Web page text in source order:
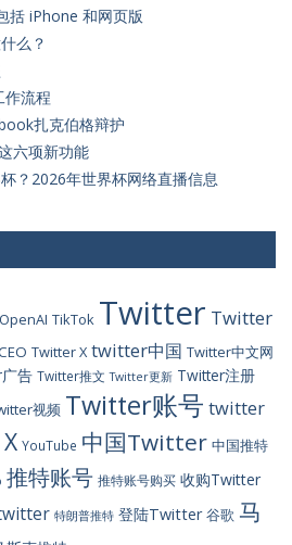
括 iPhone 和网页版
么？
流程
扎克伯格辩护
六项新功能
？2026年世界杯网络直播信息
OpenAI TikTok Twitter Twitter
Twitter X twitter中国 Twitter中文网
告 Twitter推文 Twitter更新 Twitter注册
视频 Twitter账号 twitter
X YouTube 中国Twitter 中国推特
推特账号 推特账号购买 收购Twitter
特朗普推特 登陆Twitter 谷歌 马